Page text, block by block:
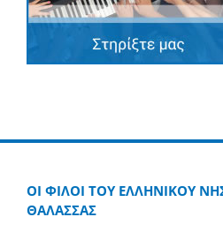
ΟΙ ΦΙΛΟΙ ΤΟΥ ΕΛΛΗΝΙΚΟΥ
ΘΑΛΑΣΣΑΣ